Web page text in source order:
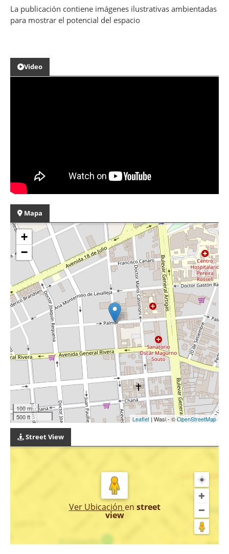
La publicación contiene imágenes ilustrativas ambientadas
para mostrar el potencial del espacio
Video
Mapa
+
−
100 m
500 ft
Leaflet | Wasi - ©OpenStreetMap
Street View
Ver Ubicación en street
view